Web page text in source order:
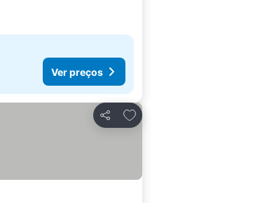
Ver preços
Partilhar
Adicionar aos favoritos